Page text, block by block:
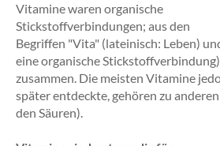
Vitamine waren organische
Stickstoffverbindungen; aus den
Begriffen "Vita" (lateinisch: Leben)
eine organische
zusammen. Die meisten Vitamine
später entdeckte, gehören zu
den Säuren).